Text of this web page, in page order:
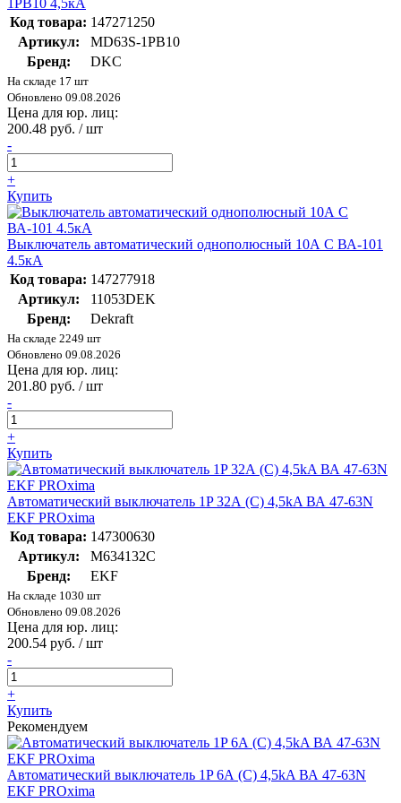
1PB10 4,5кА
Код товара: 147271250
Артикул:
MD63S-1PB10
Бренд:
DKC
На складе 17 шт
Обновлено 09.08.2026
Цена для юр. лиц:
200.48 руб. / шт
-
+
Купить
Выключатель автоматический однополюсный 10А С ВА-101
4.5кА
Код товара: 147277918
Артикул:
11053DEK
Бренд:
Dekraft
На складе 2249 шт
Обновлено 09.08.2026
Цена для юр. лиц:
201.80 руб. / шт
-
+
Купить
Автоматический выключатель 1P 32А (C) 4,5kA ВА 47-63N
EKF PROxima
Код товара: 147300630
Артикул:
M634132C
Бренд:
EKF
На складе 1030 шт
Обновлено 09.08.2026
Цена для юр. лиц:
200.54 руб. / шт
-
+
Купить
Рекомендуем
Автоматический выключатель 1P 6А (C) 4,5kA ВА 47-63N
EKF PROxima